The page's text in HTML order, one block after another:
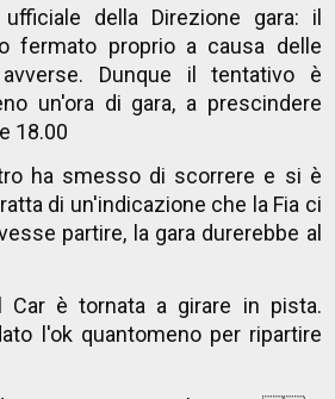
della Direzione gara: il
fermato proprio a causa delle
Dunque il tentativo è
un'ora di gara, a prescindere
18.00
ha smesso di scorrere e si è
di un'indicazione che la Fia ci
partire, la gara durerebbe al
Car è tornata a girare in pista.
l'ok quantomeno per ripartire